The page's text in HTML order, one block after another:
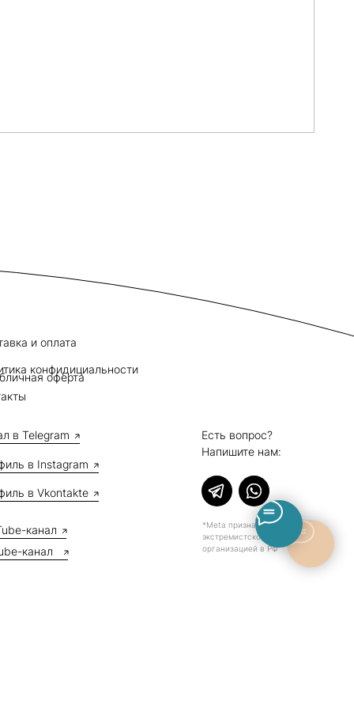
конфидициальности
оферта
и оплата
в Instagram
в Vkontakte
*Meta признана
экстремистской
организацией в РФ
Есть вопрос?
Напишите нам:
в Telegram
канал
канал